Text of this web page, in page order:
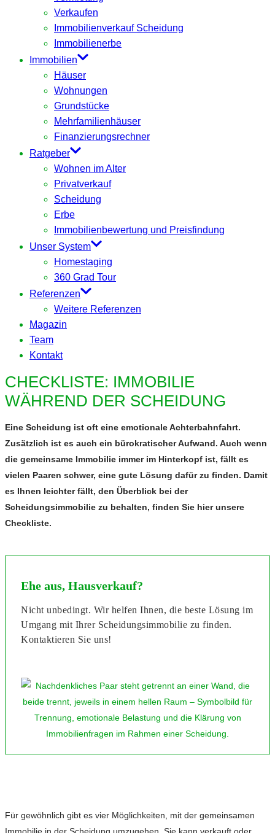
Verkaufen
Immobilienverkauf Scheidung
Immobilienerbe
Immobilien
Häuser
Wohnungen
Grundstücke
Mehrfamilienhäuser
Finanzierungsrechner
Ratgeber
Wohnen im Alter
Privatverkauf
Scheidung
Erbe
Immobilienbewertung und Preisfindung
Unser System
Homestaging
360 Grad Tour
Referenzen
Weitere Referenzen
Magazin
Team
Kontakt
CHECKLISTE: IMMOBILIE
WÄHREND DER SCHEIDUNG
Eine Scheidung ist oft eine emotionale Achterbahnfahrt.
Zusätzlich ist es auch ein bürokratischer Aufwand. Auch wenn
die gemeinsame Immobilie immer im Hinterkopf ist, fällt es
vielen Paaren schwer, eine gute Lösung dafür zu finden. Damit
es Ihnen leichter fällt, den Überblick bei der
Scheidungsimmobilie zu behalten, finden Sie hier unsere
Checkliste.
Ehe aus, Hausverkauf?
Nicht unbedingt. Wir helfen Ihnen, die beste Lösung im
Umgang mit Ihrer Scheidungsimmobilie zu finden.
Kontaktieren Sie uns!
Für gewöhnlich gibt es vier Möglichkeiten, mit der gemeinsamen